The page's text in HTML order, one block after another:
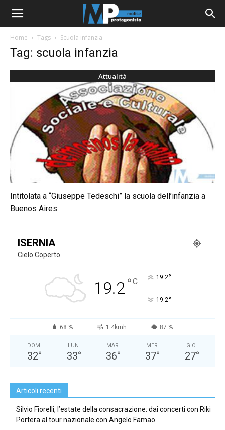
Home Tags Scuola infanzia
Tag: scuola infanzia
Attualità
Intitolata a “Giuseppe Tedeschi” la scuola dell’infanzia a
Buenos Aires
ISERNIA
Cielo Coperto
19.2°C 19.2°
19.2°
68 % 1.4kmh 87 %
DOM
32°
LUN
33°
MAR
36°
MER
37°
GIO
27°
Articoli recenti
Silvio Fiorelli, l’estate della consacrazione: dai concerti con Riki
Portera al tour nazionale con Angelo Famao